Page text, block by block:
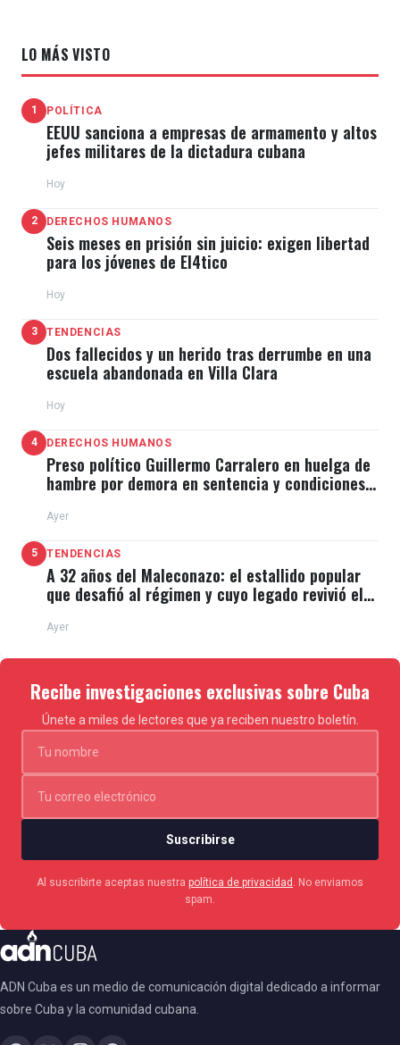
LO MÁS VISTO
1 POLÍTICA
EEUU sanciona a empresas de armamento y altos
jefes militares de la dictadura cubana
Hoy
2 DERECHOS HUMANOS
Seis meses en prisión sin juicio: exigen libertad
para los jóvenes de El4tico
Hoy
3 TENDENCIAS
Dos fallecidos y un herido tras derrumbe en una
escuela abandonada en Villa Clara
Hoy
4 DERECHOS HUMANOS
Preso político Guillermo Carralero en huelga de
hambre por demora en sentencia y condiciones
Ayer
5 TENDENCIAS
A 32 años del Maleconazo: el estallido popular
que desafió al régimen y cuyo legado revivió el
Ayer
Recibe investigaciones exclusivas sobre Cuba
Únete a miles de lectores que ya reciben nuestro boletín.
Suscribirse
Al suscribirte aceptas nuestra política de privacidad . No enviamos
spam.
ADN Cuba es un medio de comunicación digital dedicado a informar
sobre Cuba y la comunidad cubana.